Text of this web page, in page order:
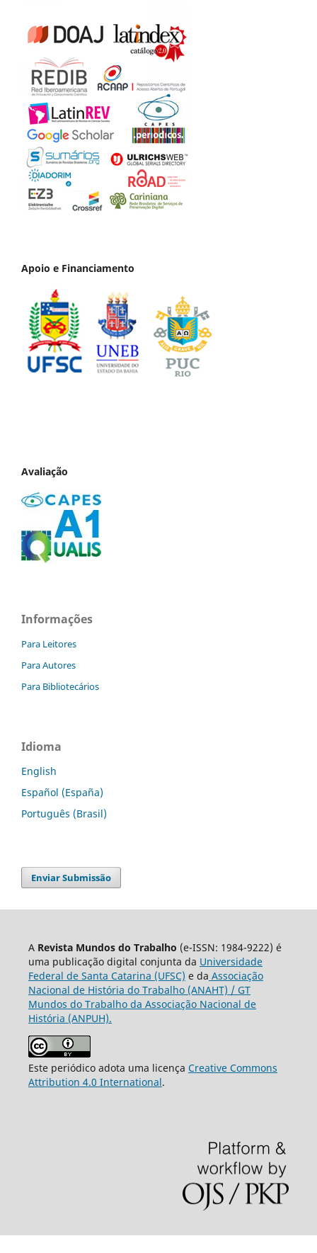
Apoio e Financiamento
Avaliação
Informações
Para Leitores
Para Autores
Para Bibliotecários
Idioma
English
Español (España)
Português (Brasil)
Enviar Submissão
A Revista Mundos do Trabalho (e-ISSN: 1984-9222) é
uma publicação digital conjunta da Universidade
Federal de Santa Catarina (UFSC) e da Associação
Nacional de História do Trabalho (ANAHT) / GT
Mundos do Trabalho da Associação Nacional de
História (ANPUH).
Este periódico adota uma licença Creative Commons
Attribution 4.0 International.